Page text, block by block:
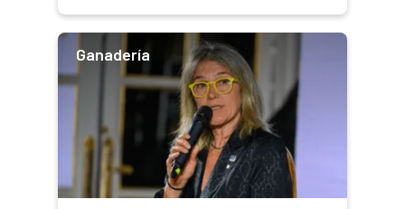
Ganadería